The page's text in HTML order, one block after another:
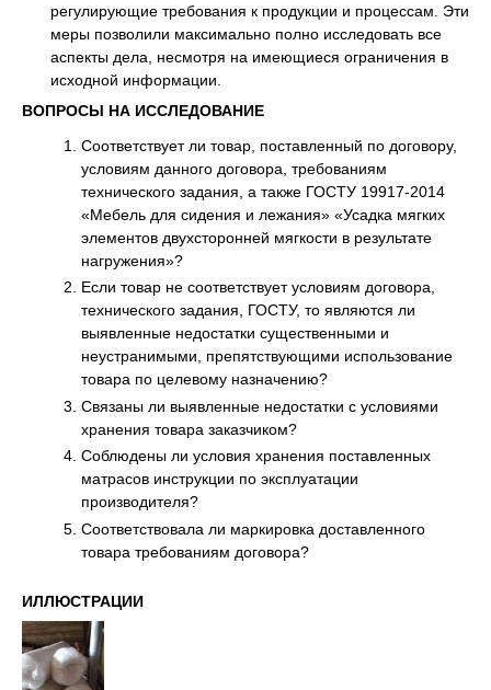
регулирующие требования к продукции и процессам. Эти
меры позволили максимально полно исследовать все
аспекты дела, несмотря на имеющиеся ограничения в
исходной информации.
ВОПРОСЫ НА ИССЛЕДОВАНИЕ
Соответствует ли товар, поставленный по договору,
условиям данного договора, требованиям
технического задания, а также ГОСТУ 19917-2014
«Мебель для сидения и лежания» «Усадка мягких
элементов двухсторонней мягкости в результате
нагружения»?
Если товар не соответствует условиям договора,
технического задания, ГОСТУ, то являются ли
выявленные недостатки существенными и
неустранимыми, препятствующими использование
товара по целевому назначению?
Связаны ли выявленные недостатки с условиями
хранения товара заказчиком?
Соблюдены ли условия хранения поставленных
матрасов инструкции по эксплуатации
производителя?
Соответствовала ли маркировка доставленного
товара требованиям договора?
ИЛЛЮСТРАЦИИ